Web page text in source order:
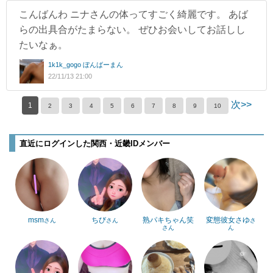
こんばんわ ニナさんの体ってすごく綺麗です。 あば
らの出具合がたまらない。 ぜひお会いしてお話しし
たいなぁ。
1k1k_gogo ぼんばーまん
22/11/13 21:00
1 2 3 4 5 6 7 8 9 10 次>>
直近にログインした関西・近畿IDメンバー
msmさん ちびさん 熟パキちゃん笑
さん
変態彼女さゆさ
ん